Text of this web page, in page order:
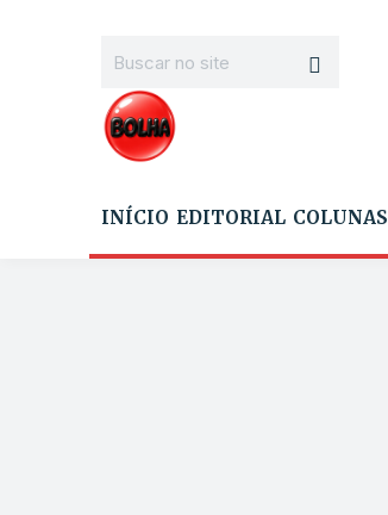
INÍCIO EDITORIAL COLUNAS